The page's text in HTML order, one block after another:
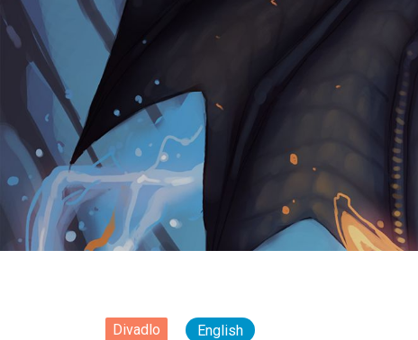
Divadlo English